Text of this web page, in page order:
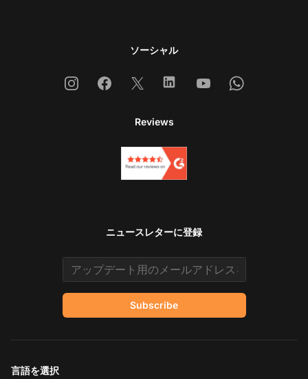
ソーシャル
InstagramFacebook
X LinkedinYoutubeWhatsapp
Reviews
ニュースレターに登録
Email address
Subscribe
言語を選択